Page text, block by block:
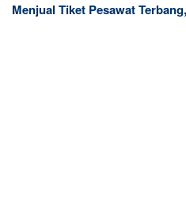
Menjual Tiket Pesawat